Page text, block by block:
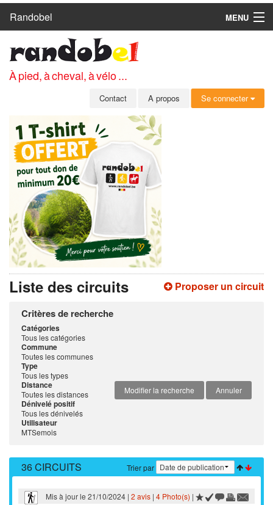
Randobel
MENU
CIRCUITS
CLUBS
MEMBRES
SE CONNECTER
INSCRIPTION GRATUITE
MOT DE PASSE OUBLIÉ
À pied, à cheval, à vélo ...
Contact A propos Se connecter
Proposer un circuit
Liste des circuits
Critères de recherche
Catégories
Tous les catégories
Commune
Toutes les communes
Type
Tous les types
Modifier la recherche
Annuler
Distance
Toutes les distances
Dénivelé positif
Tous les dénivelés
Utilisateur
MTSemois
Trier par
36 CIRCUITS
Mis à jour le 21/10/2024 | 2 avis| 4 Photo(s) |